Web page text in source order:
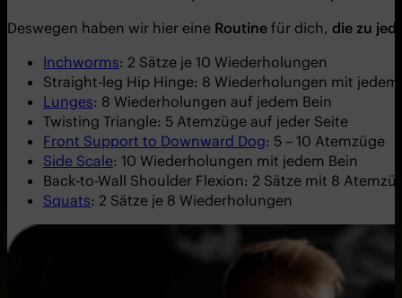
Deswegen haben wir hier eine Routine für dich, die zu
Inchworms: 2 Sätze je 10 Wiederholungen
Straight-leg Hip Hinge: 8 Wiederholungen mit jedem
Lunges: 8 Wiederholungen auf jedem Bein
Twisting Triangle: 5 Atemzüge auf jeder Seite
Front Support to Downward Dog: 5 – 10 Atemzüge
Side Scale: 10 Wiederholungen mit jedem Bein
Back-to-Wall Shoulder Flexion: 2 Sätze mit 8
Squats: 2 Sätze je 8 Wiederholungen